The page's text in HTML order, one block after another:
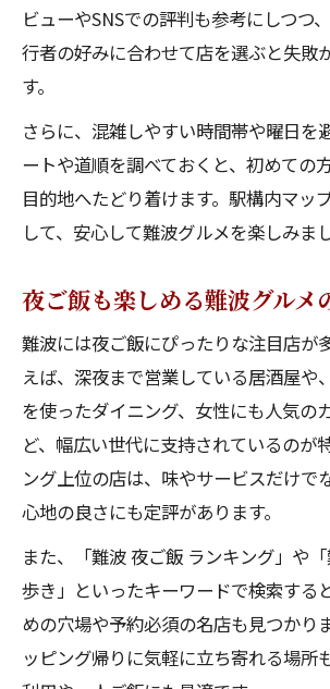
ビューやSNSでの評判も参考にしつつ
行者の好みに合わせて店を選ぶと失敗
す。
さらに、混雑しやすい時間帯や曜日を
ートや道順を調べておくと、初めての
目的地へたどり着けます。駅構内マッ
して、安心して難波グルメを楽しみま
夜ご飯も楽しめる難波グルメ
難波には夜ご飯にぴったりな注目店が
えば、深夜まで営業している居酒屋や
を使ったダイニング、女性にも人気の
ど、幅広い世代に支持されているのが
ング上位の店は、味やサービスだけで
心地の良さにも定評があります。
また、「難波 夜ご飯 ランキング」や
歩き」といったキーワードで検索する
めの穴場や予約必須の名店も見つかり
ッピング帰りに気軽に立ち寄れる場所